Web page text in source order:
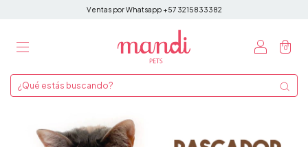
Ventas por Whatsapp +57 3215833382
0